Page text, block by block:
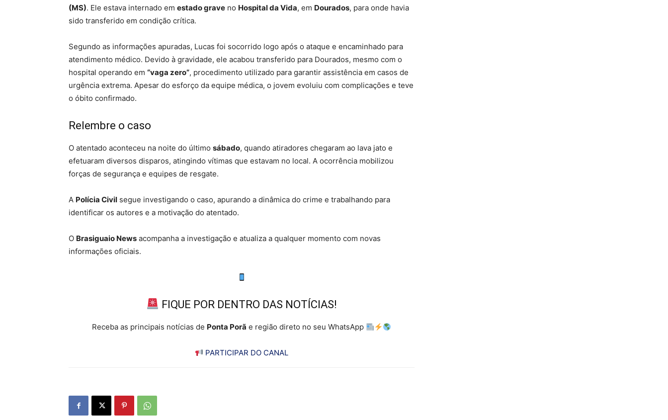
(MS). Ele estava internado em estado grave no Hospital da Vida, em Dourados, para onde havia
sido transferido em condição crítica.
Segundo as informações apuradas, Lucas foi socorrido logo após o ataque e encaminhado para
atendimento médico. Devido à gravidade, ele acabou transferido para Dourados, mesmo com o
hospital operando em “vaga zero”, procedimento utilizado para garantir assistência em casos de
urgência extrema. Apesar do esforço da equipe médica, o jovem evoluiu com complicações e teve
o óbito confirmado.
Relembre o caso
O atentado aconteceu na noite do último sábado, quando atiradores chegaram ao lava jato e
efetuaram diversos disparos, atingindo vítimas que estavam no local. A ocorrência mobilizou
forças de segurança e equipes de resgate.
A Polícia Civil segue investigando o caso, apurando a dinâmica do crime e trabalhando para
identificar os autores e a motivação do atentado.
O Brasiguaio News acompanha a investigação e atualiza a qualquer momento com novas
informações oficiais.
FIQUE POR DENTRO DAS NOTÍCIAS!
Receba as principais notícias de Ponta Porã e região direto no seu WhatsApp
PARTICIPAR DO CANAL